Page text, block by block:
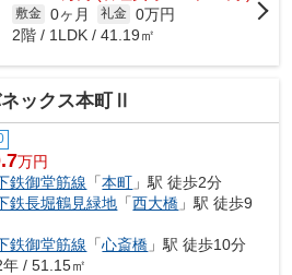
敷金 0ヶ月 礼金 0万円
2階 / 1LDK / 41.19㎡
ックス本町Ⅱ
万円
鉄御堂筋線 「本町 」駅 徒歩2分
鉄長堀鶴見緑地 「西大橋 」駅 徒歩9
鉄御堂筋線 「心斎橋 」駅 徒歩10分
年 / 51.15㎡